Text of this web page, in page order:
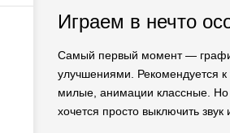
Играем в нечто
Самый первый момент —
улучшениями. Рекомендуется
милые, анимации классные. Но
хочется просто выключить звук